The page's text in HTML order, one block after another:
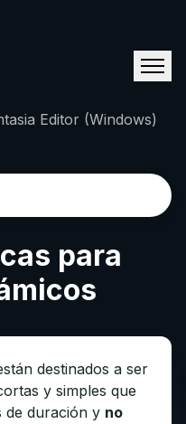
Editor (Windows)
para
destinados a ser
y simples que
de duración y no